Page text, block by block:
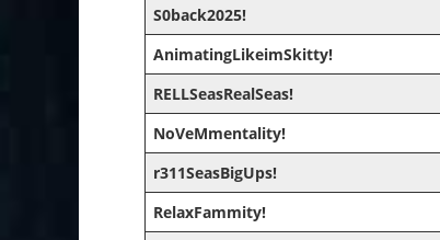
S0back2025!
AnimatingLikeimSkitty!
RELLSeasRealSeas!
NoVeMmentality!
r311SeasBigUps!
RelaxFammity!